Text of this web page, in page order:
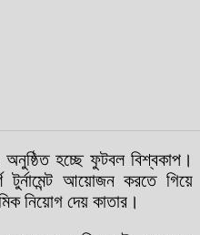
অনুষ্ঠিত হচ্ছে ফুটবল বিশ্বকাপ।
আয়োজন করতে গিয়ে
নিয়োগ দেয় কাতার।